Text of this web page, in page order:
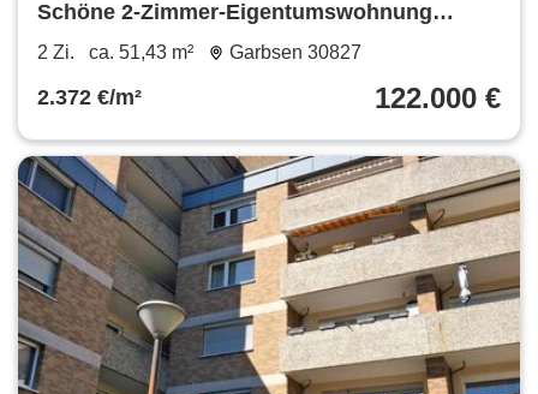
Schöne 2-Zimmer-Eigentumswohnung
Garbsen Stelingen Provisionsfrei
2 Zi. ca. 51,43 m² Garbsen 30827
2.372 €/m² 122.000 €